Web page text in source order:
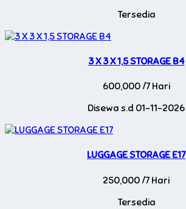
Tersedia
3 X 3 X 1,5 STORAGE B4
600,000 /7 Hari
Disewa s.d 01-11-2026
LUGGAGE STORAGE E17
250,000 /7 Hari
Tersedia